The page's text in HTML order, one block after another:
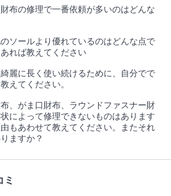
布の修理で一番依頼が多いのはどんな
ソールより優れているのはどんな点で
れば教えてください
麗に長く使い続けるために、自分でで
えてください。
、がま口財布、ラウンドファスナー財
によって修理できないものはあります
もあわせて教えてください。またそれ
ますか？
ミ